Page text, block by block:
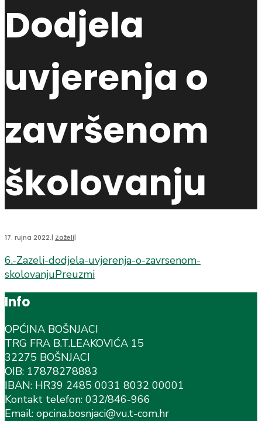
Dodjela
uvjerenja o
završenom
školovanju
17. rujna 2022.| Zaželi|
6.-Zazeli-dodjela-uvjerenja-o-zavrsenom-
skolovanjuPreuzmi
Info
OPĆINA BOŠNJACI
TRG FRA B.T.LEAKOVIĆA 15
32275 BOŠNJACI
OIB: 17878278883
IBAN: HR39 2485 0031 8032 00001
Kontakt telefon: 032/846-966
Email: opcina.bosnjaci@vu.t-com.hr